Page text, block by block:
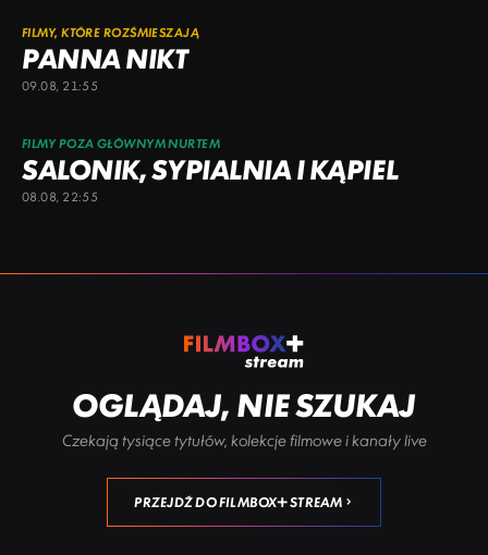
FILMY, KTÓRE ROZŚMIESZAJĄ
PANNA NIKT
09.08, 21:55
FILMY POZA GŁÓWNYM NURTEM
SALONIK, SYPIALNIA I KĄPIEL
08.08, 22:55
OGLĄDAJ, NIE SZUKAJ
Czekają tysiące tytułów, kolekcje filmowe i kanały live
PRZEJDŹ DO FILMBOX+ STREAM